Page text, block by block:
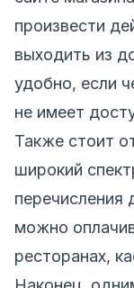
произвести
выходить из
удобно, если
не имеет
Также стоит
широкий
перечисления
можно
ресторанах,